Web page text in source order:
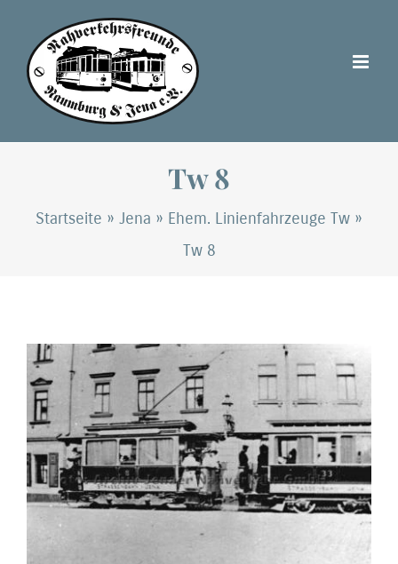
Inhalt
springen
Tw 8
Startseite » Jena » Ehem. Linienfahrzeuge Tw »
Tw 8
Zeige
grösseres
Bild